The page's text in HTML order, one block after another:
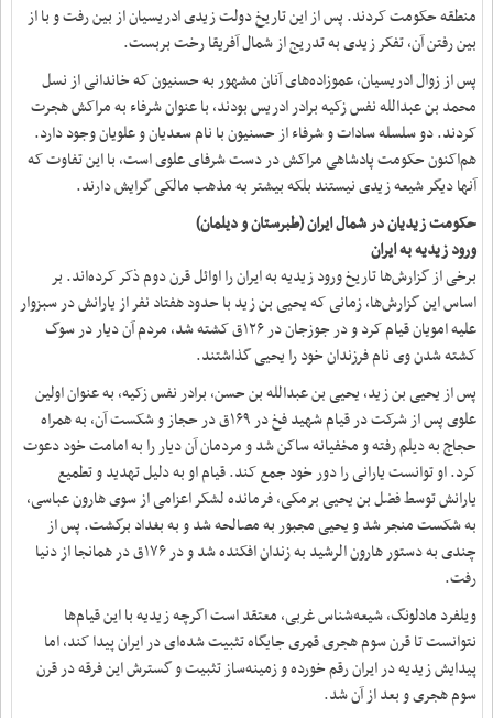
منطقه حکومت کردند. پس از این تاریخ دولت زیدی ادریسیان از بین رفت و با از
بین رفتن آن، تفکر زیدی به تدریج از شمال آفریقا رخت بربست.
پس از زوال ادریسیان، عموزاده‌های آنان مشهور به حسنیون که خاندانی از نسل
محمد بن عبدالله نفس زکیه برادر ادریس بودند، با عنوان شرفاء به مراکش هجرت
کردند. دو سلسله سادات و شرفاء از حسنیون با نام سعدیان و علویان وجود دارد.
هم‌اکنون حکومت پادشاهی مراکش در دست شرفای علوی است، با این تفاوت که
آنها دیگر شیعه زیدی نیستند بلکه بیشتر به مذهب مالکی گرایش دارند.
حکومت زیدیان در شمال ایران (طبرستان و دیلمان)
ورود زیدیه به ایران
برخی از گزارش‌ها تاریخ ورود زیدیه به ایران را اوائل قرن دوم ذکر کرده‌اند. بر
اساس این گزارش‌ها، زمانی که یحیی بن زید با حدود هفتاد نفر از یارانش در سبزوار
علیه امویان قیام کرد و در جوزجان در ۱۲۶ق کشته شد، مردم آن دیار در سوگ
کشته شدن وی نام فرزندان خود را یحیی گذاشتند.
پس از یحیی بن زید، یحیی بن عبدالله بن حسن، برادر نفس زکیه، به عنوان اولین
علوی پس از شرکت در قیام شهید فخ در ۱۶۹ق در حجاز و شکست آن، به همراه
حجاج به دیلم رفته و مخفیانه ساکن شد و مردمان آن دیار را به امامت خود دعوت
کرد. او توانست یارانی را دور خود جمع کند. قیام او به دلیل تهدید و تطمیع
یارانش توسط فضل بن یحیی برمکی، فرمانده لشکر اعزامی از سوی هارون عباسی،
به شکست منجر شد و یحیی مجبور به مصالحه شد و به بغداد برگشت. پس از
چندی به دستور هارون الرشید به زندان افکنده شد و در ۱۷۶ق در همانجا از دنیا
رفت.
ویلفرد مادلونگ، شیعه‌شناس غربی، معتقد است اگرچه زیدیه با این قیام‌ها
نتوانست تا قرن سوم هجری قمری جایگاه تثبیت شده‌ای در ایران پیدا کند، اما
پیدایش زیدیه در ایران رقم خورده و زمینه‌ساز تثبیت و گسترش این فرقه در قرن
سوم هجری و بعد از آن شد.